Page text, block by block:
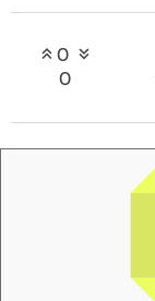
0
0